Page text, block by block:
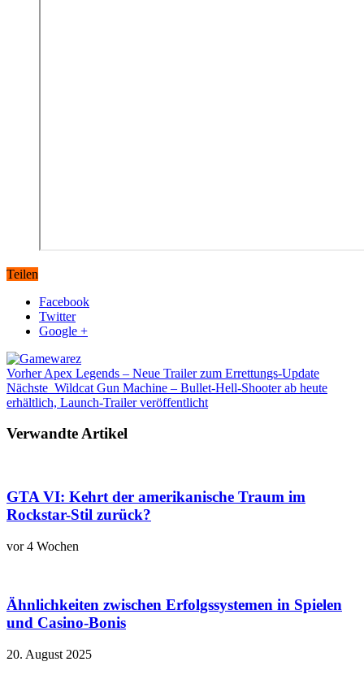
Teilen
Facebook
Twitter
Google +
VorherApex Legends – Neue Trailer zum Errettungs-Update
Nächste Wildcat Gun Machine – Bullet-Hell-Shooter ab heute
erhältlich, Launch-Trailer veröffentlicht
Verwandte Artikel
GTA VI: Kehrt der amerikanische Traum im
Rockstar-Stil zurück?
vor 4 Wochen
Ähnlichkeiten zwischen Erfolgssystemen in Spielen
und Casino‑Bonis
20. August 2025